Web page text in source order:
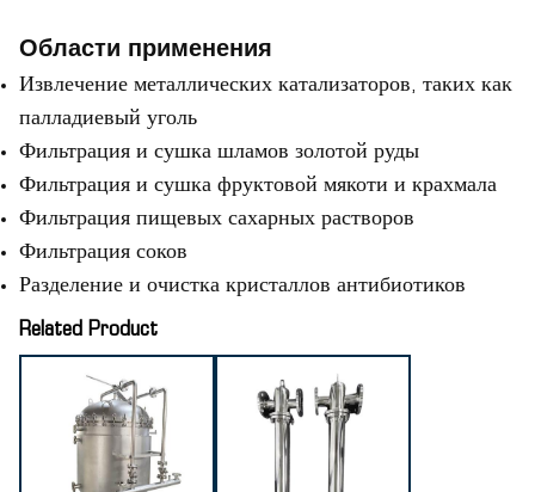
Области применения
Извлечение металлических катализаторов, таких как
палладиевый уголь
Фильтрация и сушка шламов золотой руды
Фильтрация и сушка фруктовой мякоти и крахмала
Фильтрация пищевых сахарных растворов
Фильтрация соков
Разделение и очистка кристаллов антибиотиков
Related Product